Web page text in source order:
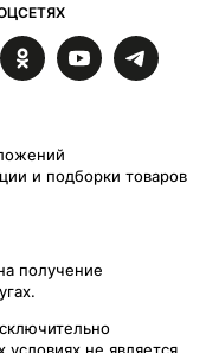
и подборки товаров
получение